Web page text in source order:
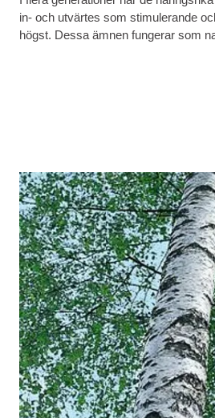
in- och utvärtes som stimulerande
högst. Dessa ämnen fungerar som